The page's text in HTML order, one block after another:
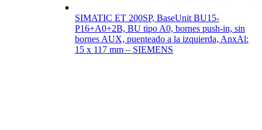
SIMATIC ET 200SP, BaseUnit BU15-
P16+A0+2B, BU tipo A0, bornes push-in, sin
bornes AUX, puenteado a la izquierda, AnxAl:
15 x 117 mm – SIEMENS